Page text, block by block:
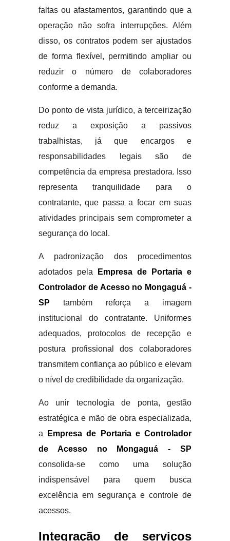
faltas ou afastamentos, garantindo que a
operação não sofra interrupções. Além
disso, os contratos podem ser ajustados
de forma flexível, permitindo ampliar ou
reduzir o número de colaboradores
conforme a demanda.
Do ponto de vista jurídico, a terceirização
reduz a exposição a passivos
trabalhistas, já que encargos e
responsabilidades legais são de
competência da empresa prestadora. Isso
representa tranquilidade para o
contratante, que passa a focar em suas
atividades principais sem comprometer a
segurança do local.
A padronização dos procedimentos
adotados pela
Empresa de Portaria e
Controlador de Acesso no Mongaguá -
SP também reforça a imagem
institucional do contratante. Uniformes
adequados, protocolos de recepção e
postura profissional dos colaboradores
transmitem confiança ao público e elevam
o nível de credibilidade da organização.
Ao unir tecnologia de ponta, gestão
estratégica e mão de obra especializada,
a
Empresa de Portaria e Controlador
de Acesso no Mongaguá - SP
consolida-se como uma solução
indispensável para quem busca
excelência em segurança e controle de
acessos.
Integração de serviços